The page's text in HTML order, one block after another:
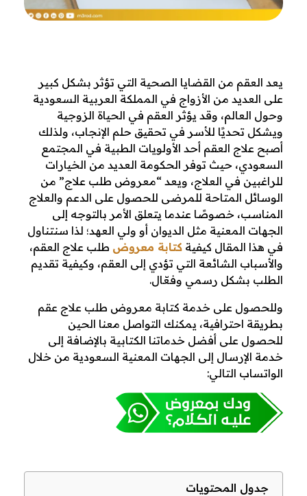
ك
ت
ا
ب
ة
م
ع
ر
و
ض
ط
ل
ع
يعد العقم من القضايا الصحية التي تؤثر بشكل كبير
على العديد من الأزواج في المملكة العربية السعودية
وحول العالم، وقد يؤثر العقم في الحياة الزوجية
ويشكل تحديًا للأسر في تحقيق حلم الإنجاب، ولذلك
أصبح علاج العقم أحد الأولويات الطبية في المجتمع
السعودي، حيث توفر الحكومة العديد من الخيارات
للراغبين في العلاج، ويعد “معروض طلب علاج” من
الوسائل المتاحة للمرضى للحصول على الدعم والعلاج
المناسب، خصوصًا عندما يتعلق الأمر بالتوجه إلى
الجهات المعنية مثل الديوان أو ولي العهد؛ لذا سنتناول
في هذا المقال كيفية كتابة معروض طلب علاج العقم،
والأسباب الشائعة التي تؤدي إلى العقم، وكيفية تقديم
الطلب بشكل رسمي وفعّال.
وللحصول على خدمة كتابة معروض طلب علاج عقم
بطريقة احترافية، يمكنك التواصل معنا الحين
للحصول على أفضل خدماتنا الكتابية بالإضافة إلى
خدمة الإرسال إلى الجهات المعنية السعودية من خلال
الواتساب التالي:
جدول المحتويات